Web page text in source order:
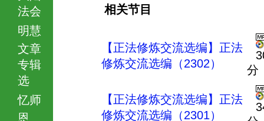
法会
明慧
文章
专辑
选
忆师
恩
相关节目
【正法修炼交流选编】正法
修炼交流选编（2302）
分
【正法修炼交流选编】正法
修炼交流选编（2301）